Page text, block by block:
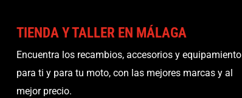
TIENDA Y TALLER EN MÁLAGA
Encuentra los recambios, accesorios y equipamiento
para ti y para tu moto, con las mejores marcas y al
mejor precio.